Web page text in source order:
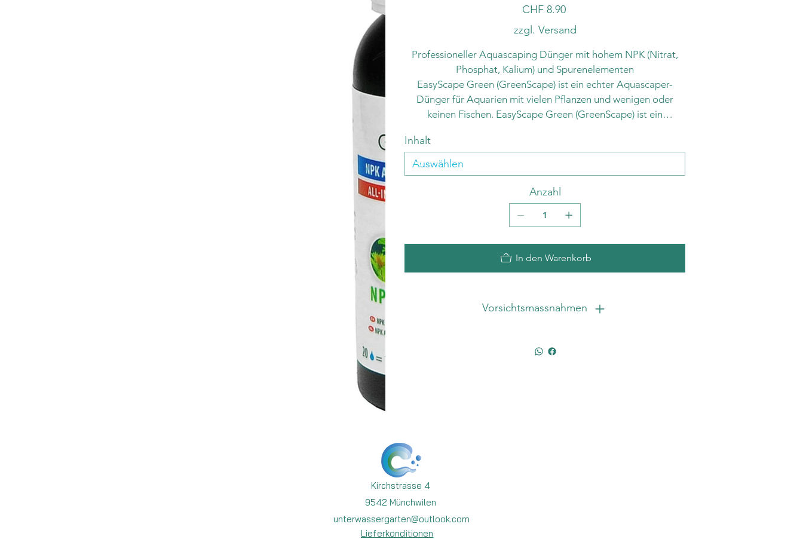
Preis
CHF 8.90
zzgl. Versand
Professioneller Aquascaping Dünger mit hohem NPK (Nitrat,
Phosphat, Kalium) und Spurenelementen
EasyScape Green (GreenScape) ist ein echter Aquascaper-
Dünger für Aquarien mit vielen Pflanzen und wenigen oder
keinen Fischen. EasyScape Green (GreenScape) ist ein
Phosphat, Kalium, Eisen, Mangan, Magnesium und vielen
essentiellen Spurenelementen (einschließlich V, B, Co, Li, I, Mo,
Ni, Sn, Al, Zn, Se).
Inhalt
Anzahl
In den Warenkorb
Vorsichtsmassnahmen
Kirchstrasse 4
9542 Münchwilen
unterwassergarten@outlook.com
Lieferkonditionen